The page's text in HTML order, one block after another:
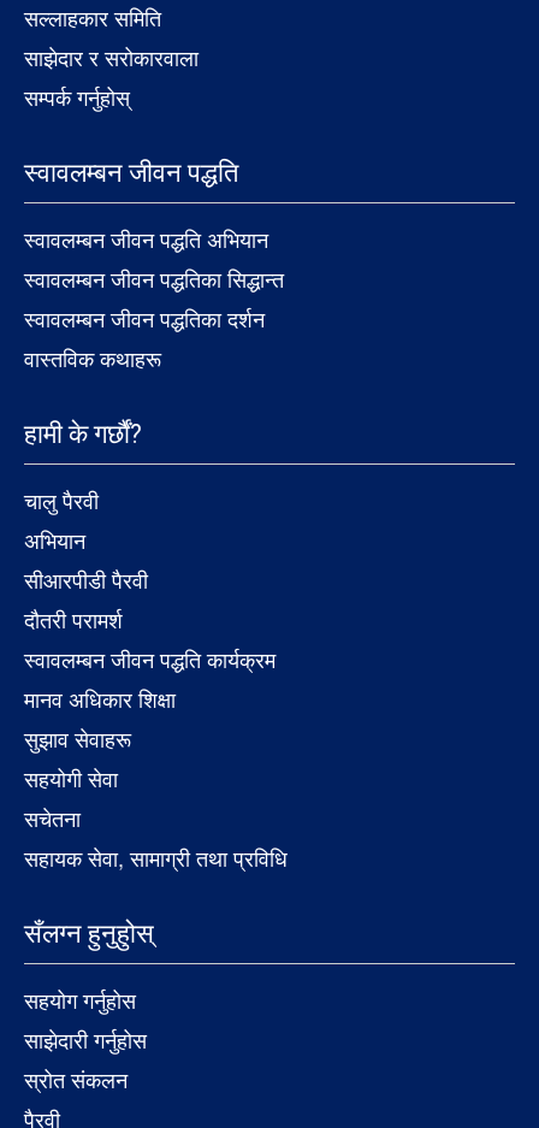
सल्लाहकार समिति
साझेदार र सरोकारवाला
सम्पर्क गर्नुहोस्
स्वावलम्बन जीवन पद्धति
स्वावलम्बन जीवन पद्धति अभियान
स्वावलम्बन जीवन पद्धतिका सिद्धान्त
स्वावलम्बन जीवन पद्धतिका दर्शन
वास्तविक कथाहरू
हामी के गर्छौं?
चालु पैरवी
अभियान
सीआरपीडी पैरवी
दौतरी परामर्श
स्वावलम्बन जीवन पद्धति कार्यक्रम
मानव अधिकार शिक्षा
सुझाव सेवाहरू
सहयोगी सेवा
सचेतना
सहायक सेवा, सामाग्री तथा प्रविधि
सँलग्न हुनुहुोस्
सहयोग गर्नुहोस
साझेदारी गर्नुहोस
स्रोत संकलन
पैरवी